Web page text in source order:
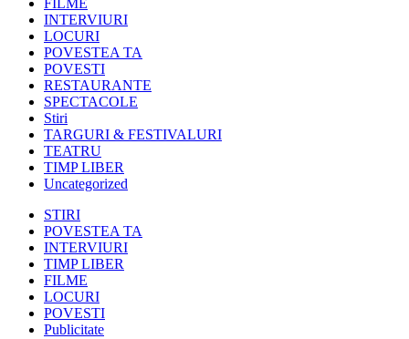
FILME
INTERVIURI
LOCURI
POVESTEA TA
POVESTI
RESTAURANTE
SPECTACOLE
Stiri
TARGURI & FESTIVALURI
TEATRU
TIMP LIBER
Uncategorized
STIRI
POVESTEA TA
INTERVIURI
TIMP LIBER
FILME
LOCURI
POVESTI
Publicitate